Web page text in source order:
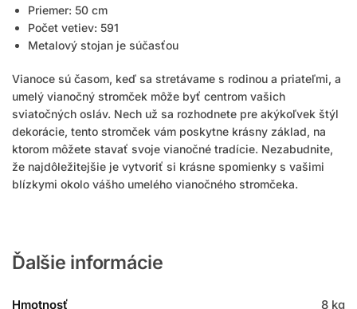
Priemer: 50 cm
Počet vetiev: 591
Metalový stojan je súčasťou
Vianoce sú časom, keď sa stretávame s rodinou a priateľmi, a
umelý vianočný stromček môže byť centrom vašich
sviatočných osláv. Nech už sa rozhodnete pre akýkoľvek štýl
dekorácie, tento stromček vám poskytne krásny základ, na
ktorom môžete stavať svoje vianočné tradície. Nezabudnite,
že najdôležitejšie je vytvoriť si krásne spomienky s vašimi
blízkymi okolo vášho umelého vianočného stromčeka.
Ďalšie informácie
Hmotnosť 8 kg